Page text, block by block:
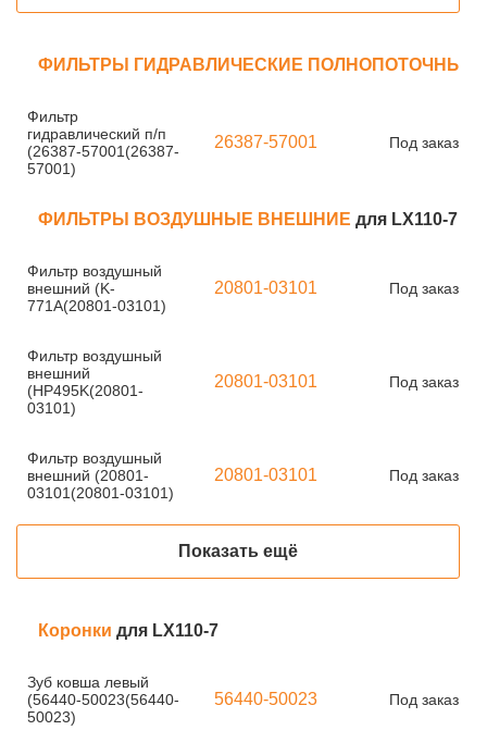
ФИЛЬТРЫ ГИДРАВЛИЧЕСКИЕ ПОЛНОПОТОЧНЫЕ
Фильтр
гидравлический п/п
(26387-57001(26387-
57001)
26387-57001 Под заказ
ФИЛЬТРЫ ВОЗДУШНЫЕ ВНЕШНИЕ для LX110-7
Фильтр воздушный
внешний (K-
771A(20801-03101)
20801-03101 Под заказ
Фильтр воздушный
внешний
(HP495K(20801-
03101)
20801-03101 Под заказ
Фильтр воздушный
внешний (20801-
03101(20801-03101)
20801-03101 Под заказ
Показать ещё
Коронки для LX110-7
Зуб ковша левый
(56440-50023(56440-
50023)
56440-50023 Под заказ